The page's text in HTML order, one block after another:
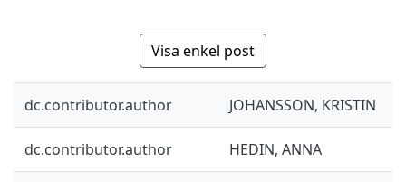
Visa enkel post
dc.contributor.author JOHANSSON, KRISTIN
dc.contributor.author HEDIN, ANNA